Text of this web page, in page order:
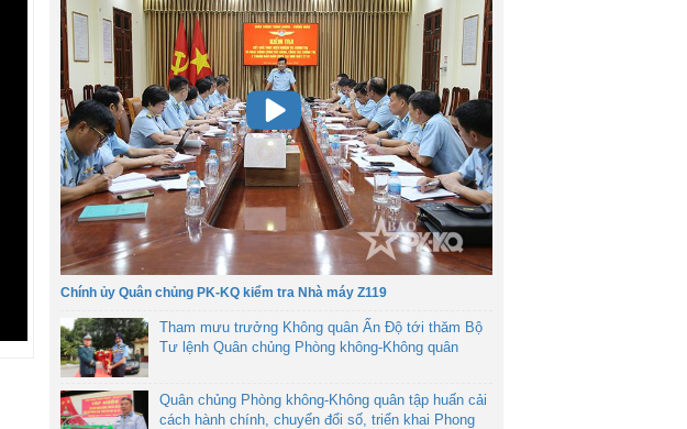
Chính ủy Quân chủng PK-KQ kiểm tra Nhà máy Z119
Tham mưu trưởng Không quân Ấn Độ tới thăm Bộ
Tư lệnh Quân chủng Phòng không-Không quân
Quân chủng Phòng không-Không quân tập huấn cải
cách hành chính, chuyển đổi số, triển khai Phong